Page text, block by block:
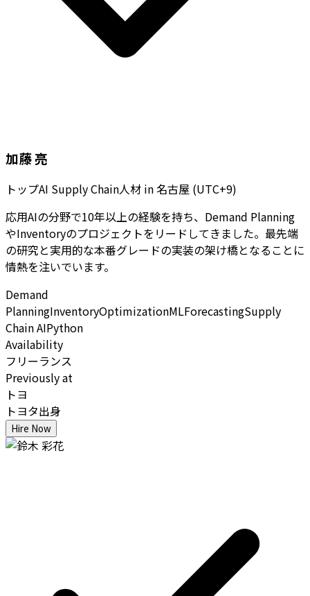
加藤 亮
トップAI Supply Chain人材 in 名古屋 (UTC+9)
応用AIの分野で10年以上の経験を持ち、Demand Planning
やInventoryのプロジェクトをリードしてきました。最先端
の研究と実用的な本番グレードの実装の架け橋となることに
情熱を注いでいます。
Demand
PlanningInventoryOptimizationMLForecastingSupply
Chain AIPython
Availability
フリーランス
Previously at
トヨ
トヨタ出身
Hire Now